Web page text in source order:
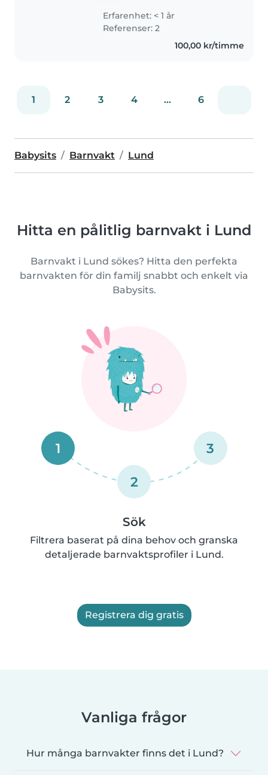
caring and patient babysitter
with experience focused on
infants and toddlers (0–2 years)...
Erfarenhet: < 1 år
Referenser: 2
100,00 kr/timme
1 2 3 4 ... 6
Babysits Barnvakt Lund
Hitta en pålitlig barnvakt i Lund
Barnvakt i Lund sökes? Hitta den perfekta
barnvakten för din familj snabbt och enkelt via
Babysits.
1
2
3
Sök
Filtrera baserat på dina behov och granska
detaljerade barnvaktsprofiler i Lund.
Registrera dig gratis
Vanliga frågor
Hur många barnvakter finns det i Lund?